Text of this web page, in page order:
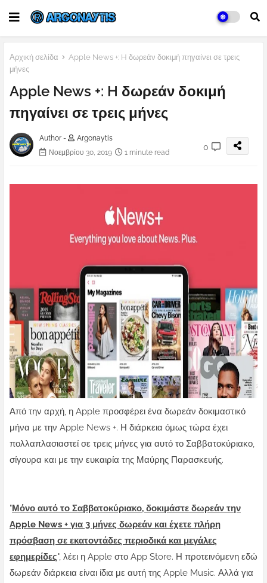
Αρχική σελίδα
Apple News +: H δωρεάν δοκιμή πηγαίνει σε τρεις
μήνες
Apple News +: H δωρεάν δοκιμή
πηγαίνει σε τρεις μήνες
Author -
Argonaytis
Νοεμβρίου 30, 2019
1 minute read
0
Από την αρχή, η Apple προσφέρει ένα δωρεάν δοκιμαστικό
μήνα με την Apple News +. Η διάρκεια όμως τώρα έχει
πολλαπλασιαστεί σε τρεις μήνες για αυτό το Σαββατοκύριακο,
σίγουρα και με την ευκαιρία της Μαύρης Παρασκευής.
"Μόνο αυτό το Σαββατοκύριακο, δοκιμάστε δωρεάν την
Apple News + για 3 μήνες δωρεάν και έχετε πλήρη
πρόσβαση σε εκατοντάδες περιοδικά και μεγάλες
εφημερίδες", λέει η Apple στο App Store. Η προτεινόμενη εδώ
δωρεάν διάρκεια είναι ίδια με αυτή της Apple Music. Αλλά για